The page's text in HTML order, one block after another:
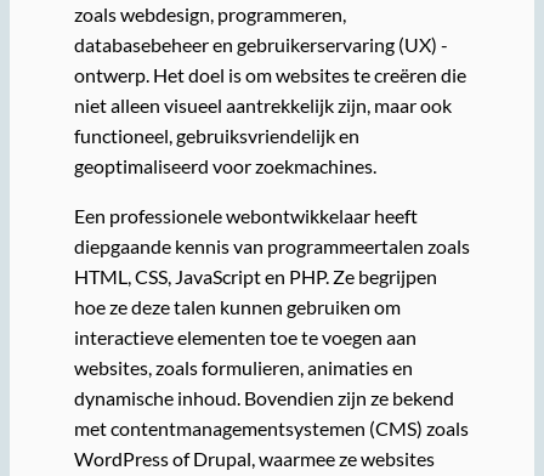
zoals webdesign, programmeren,
databasebeheer en gebruikerservaring (UX) -
ontwerp. Het doel is om websites te creëren die
niet alleen visueel aantrekkelijk zijn, maar ook
functioneel, gebruiksvriendelijk en
geoptimaliseerd voor zoekmachines.
Een professionele webontwikkelaar heeft
diepgaande kennis van programmeertalen zoals
HTML, CSS, JavaScript en PHP. Ze begrijpen
hoe ze deze talen kunnen gebruiken om
interactieve elementen toe te voegen aan
websites, zoals formulieren, animaties en
dynamische inhoud. Bovendien zijn ze bekend
met contentmanagementsystemen (CMS) zoals
WordPress of Drupal, waarmee ze websites